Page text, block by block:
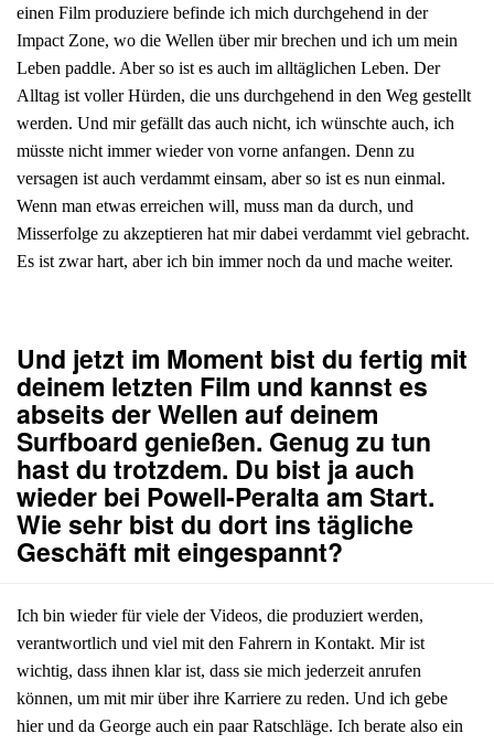
einen Film produziere befinde ich mich durchgehend in der
Impact Zone, wo die Wellen über mir brechen und ich um mein
Leben paddle. Aber so ist es auch im alltäglichen Leben. Der
Alltag ist voller Hürden, die uns durchgehend in den Weg gestellt
werden. Und mir gefällt das auch nicht, ich wünschte auch, ich
müsste nicht immer wieder von vorne anfangen. Denn zu
versagen ist auch verdammt einsam, aber so ist es nun einmal.
Wenn man etwas erreichen will, muss man da durch, und
Misserfolge zu akzeptieren hat mir dabei verdammt viel gebracht.
Es ist zwar hart, aber ich bin immer noch da und mache weiter.
Und jetzt im Moment bist du fertig mit
deinem letzten Film und kannst es
abseits der Wellen auf deinem
Surfboard genießen. Genug zu tun
hast du trotzdem. Du bist ja auch
wieder bei Powell-Peralta am Start.
Wie sehr bist du dort ins tägliche
Geschäft mit eingespannt?
Ich bin wieder für viele der Videos, die produziert werden,
verantwortlich und viel mit den Fahrern in Kontakt. Mir ist
wichtig, dass ihnen klar ist, dass sie mich jederzeit anrufen
können, um mit mir über ihre Karriere zu reden. Und ich gebe
hier und da George auch ein paar Ratschläge. Ich berate also ein